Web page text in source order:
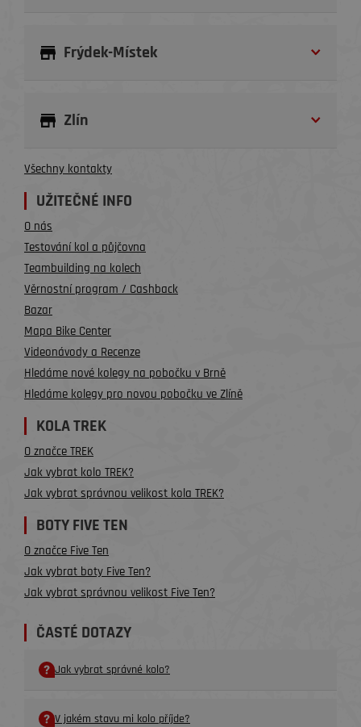
Frýdek-Místek
Zlín
Všechny kontakty
UŽITEČNÉ INFO
O nás
Testování kol a půjčovna
Teambuilding na kolech
Věrnostní program / Cashback
Bazar
Mapa Bike Center
Videonávody a Recenze
Hledáme nové kolegy na pobočku v Brně
Hledáme kolegy pro novou pobočku ve Zlíně
KOLA TREK
O značce TREK
Jak vybrat kolo TREK?
Jak vybrat správnou velikost kola TREK?
BOTY FIVE TEN
O značce Five Ten
Jak vybrat boty Five Ten?
Jak vybrat správnou velikost Five Ten?
ČASTÉ DOTAZY
Jak vybrat správné kolo?
V jakém stavu mi kolo příjde?